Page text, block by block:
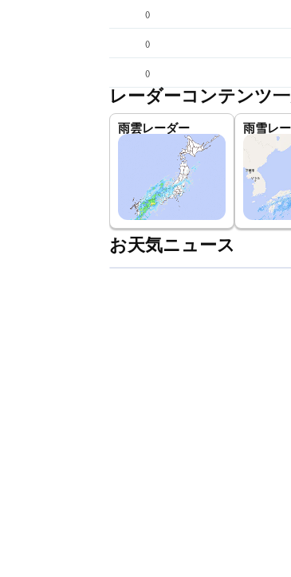
()
()
()
レーダーコンテンツ
雨雲レーダー 雨雪レ
お天気ニュース